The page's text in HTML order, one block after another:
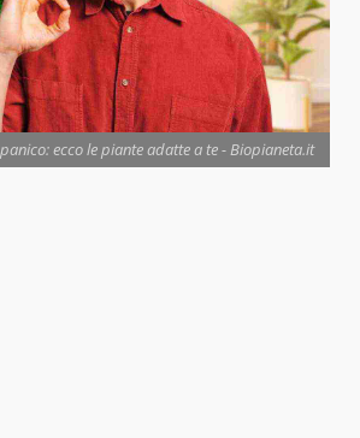
ecco le piante adatte a te - Biopianeta.it